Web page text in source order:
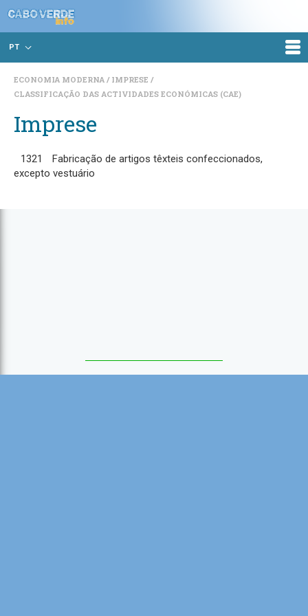
PT
ECONOMIA MODERNA
IMPRESE
CLASSIFICAÇÃO DAS ACTIVIDADES ECONÓMICAS (CAE)
Imprese
1321
Fabricação de artigos têxteis confeccionados,
excepto vestuário